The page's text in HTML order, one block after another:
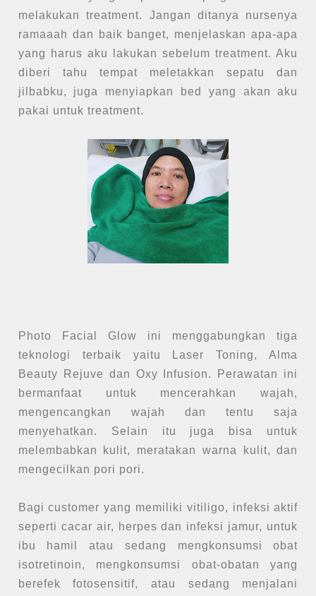
melakukan treatment. Jangan ditanya nursenya
ramaaah dan baik banget, menjelaskan apa-apa
yang harus aku lakukan sebelum treatment. Aku
diberi tahu tempat meletakkan sepatu dan
jilbabku, juga menyiapkan bed yang akan aku
pakai untuk treatment.
Photo Facial Glow ini menggabungkan tiga
teknologi terbaik yaitu Laser Toning, Alma
Beauty Rejuve dan Oxy Infusion. Perawatan ini
bermanfaat untuk mencerahkan wajah,
mengencangkan wajah dan tentu saja
menyehatkan. Selain itu juga bisa untuk
melembabkan kulit, meratakan warna kulit, dan
mengecilkan pori pori.
Bagi customer yang memiliki vitiligo, infeksi aktif
seperti cacar air, herpes dan infeksi jamur, untuk
ibu hamil atau sedang mengkonsumsi obat
isotretinoin, mengkonsumsi obat-obatan yang
berefek fotosensitif, atau sedang menjalani